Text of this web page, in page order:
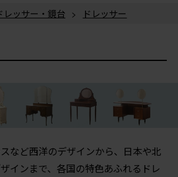
レッサー・鏡台 > ドレッサー
など西洋のデザインから、日本や北
インまで、各国の特色あふれるドレ